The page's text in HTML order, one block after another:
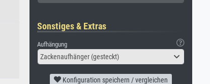
Sonstiges & Extras
Aufhängung
Zackenaufhänger (gesteckt)
Konfiguration speichern / vergleichen